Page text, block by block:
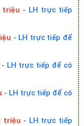
triệu - LH trực tiếp
- LH trực tiếp để
- LH trực tiếp để có
- LH trực tiếp để có
triệu - LH trực tiếp